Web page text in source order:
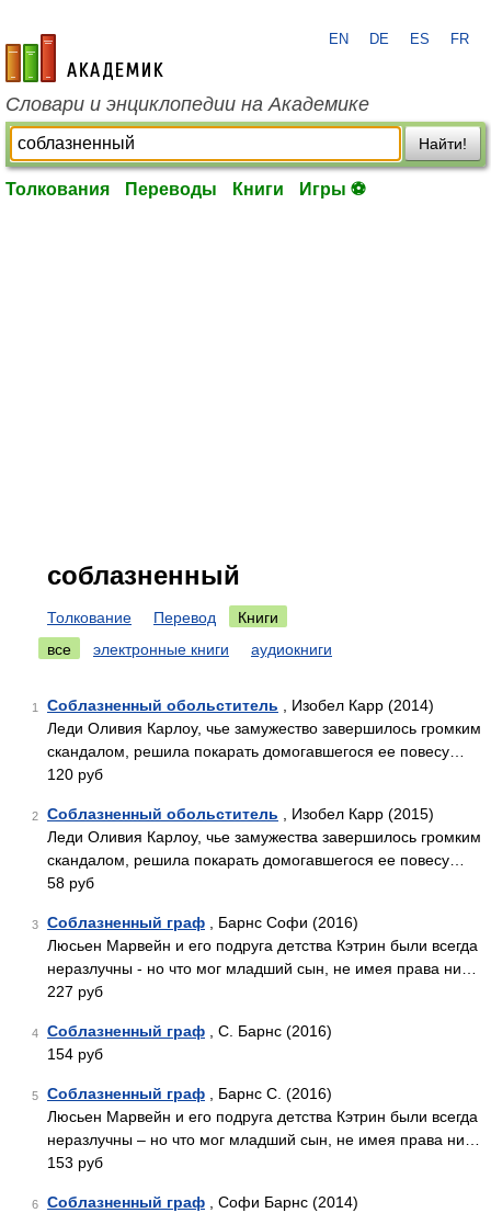
academic.ru
EN DE ES FR
Словари и энциклопедии на Академике
Найти!
Толкования Переводы Книги Игры ⚽
соблазненный
Толкование Перевод
Книги
все
электронные книги аудиокниги
1 Соблазненный обольститель , Изобел Карр (2014)
Леди Оливия Карлоу, чье замужество завершилось громким
скандалом, решила покарать домогавшегося ее повесу…
120 руб
2 Соблазненный обольститель , Изобел Карр (2015)
Леди Оливия Карлоу, чье замужества завершилось громким
скандалом, решила покарать домогавшегося ее повесу…
58 руб
3 Соблазненный граф , Барнс Софи (2016)
Люсьен Марвейн и его подруга детства Кэтрин были всегда
неразлучны - но что мог младший сын, не имея права ни…
227 руб
4 Соблазненный граф , С. Барнс (2016)
154 руб
5 Соблазненный граф , Барнс С. (2016)
Люсьен Марвейн и его подруга детства Кэтрин были всегда
неразлучны – но что мог младший сын, не имея права ни…
153 руб
6 Соблазненный граф , Софи Барнс (2014)